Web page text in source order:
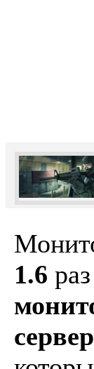
1.6